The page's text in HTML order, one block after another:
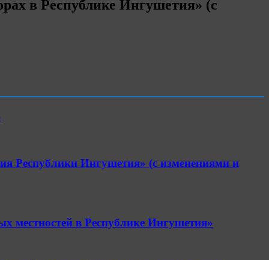
в Республике Ингушетия» (с
Республики Ингушетия» (с изменениями и
местностей в Республике Ингушетия»